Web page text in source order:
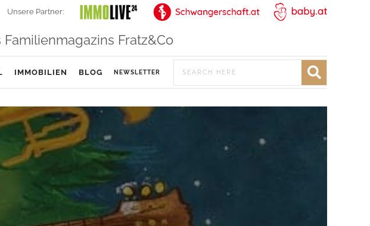
Unsere Partner:
Fratz&Co
IMMOBILIEN BLOG NEWSLETTER